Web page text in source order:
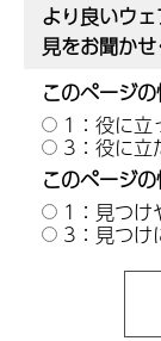
より良いウ
見をお聞か
このページ
1：役に立
3：役に立
このページ
1：見つけ
3：見つけ